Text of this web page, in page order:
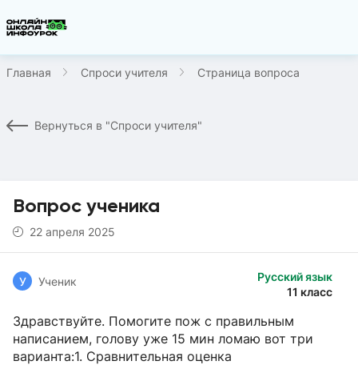
Главная Спроси учителя Страница вопроса
Вернуться в "Спроси учителя"
Вопрос ученика
22 апреля 2025
Русский язык
11 класс
У Ученик
Здравствуйте. Помогите пож с правильным
написанием, голову уже 15 мин ломаю вот три
варианта:1. Сравнительная оценка